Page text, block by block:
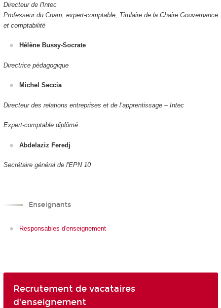
Directeur de l'Intec
Professeur du Cnam, expert-comptable, Titulaire de la Chaire Gouvernance
et comptabilité
Hélène Bussy-Socrate
Directrice pédagogique
Michel Seccia
Directeur des relations entreprises et de l’apprentissage – Intec
Expert-comptable diplômé
Abdelaziz Feredj
Secrétaire général de l'EPN 10
Enseignants
Responsables d'enseignement
Recrutement de vacataires
d'enseignement